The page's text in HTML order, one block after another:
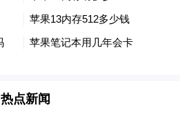
热点新闻